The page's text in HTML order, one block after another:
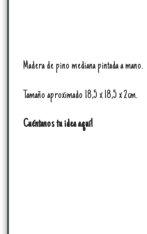
Madera de pino mediana pintada a mano.
Tamaño aproximado 18,5 x 18,5 x 2cm.
Cuéntanos tu idea aquí!